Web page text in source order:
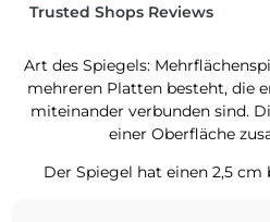
Trusted Shops Reviews
Art des Spiegels:
mehreren Platten besteht, die
miteinander verbunden sind.
einer Oberfläche
Der Spiegel hat einen 2,5